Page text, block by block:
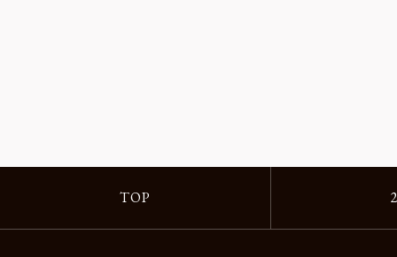
TOP